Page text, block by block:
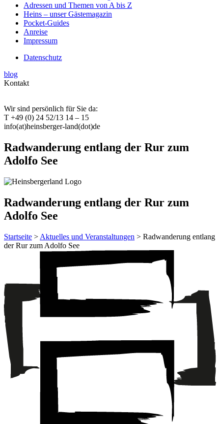
Adressen und Themen von A bis Z
Heins – unser Gästemagazin
Pocket-Guides
Anreise
Impressum
Datenschutz
blog
Kontakt
Wir sind persönlich für Sie da:
T +49 (0) 24 52/13 14 – 15
info(at)heinsberger-land(dot)de
Radwanderung entlang der Rur zum
Adolfo See
Radwanderung entlang der Rur zum
Adolfo See
Startseite > Aktuelles und Veranstaltungen > Radwanderung entlang
der Rur zum Adolfo See